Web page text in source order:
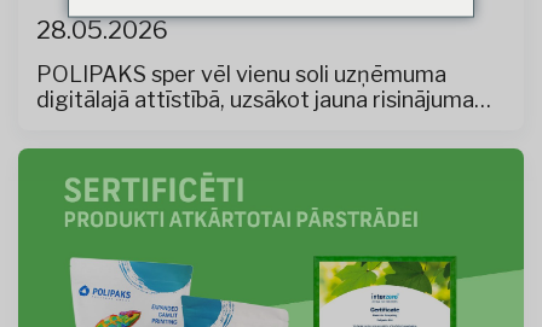
28.05.2026
POLIPAKS sper vēl vienu soli uzņēmuma
digitālajā attīstībā, uzsākot jauna risinājuma